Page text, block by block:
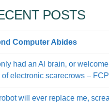
POSTS
Computer Abides
had an AI brain, or
of electronic scarecrows –
will ever replace me,